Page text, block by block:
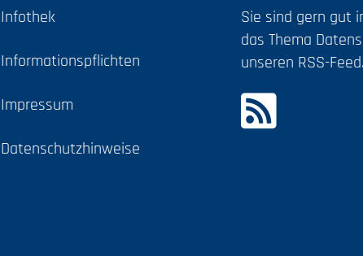
Infothek
Informationspflichten
Impressum
Datenschutzhinweise
Sie sind gern gut
das Thema
unseren RSS-Feed.